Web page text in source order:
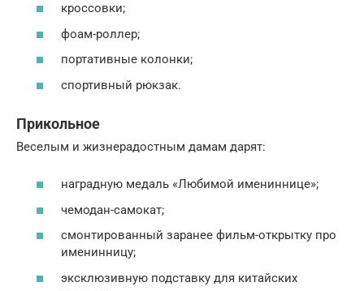
кроссовки;
фоам-роллер;
портативные колонки;
спортивный рюкзак.
Прикольное
Веселым и жизнерадостным дамам дарят:
наградную медаль «Любимой имениннице»;
чемодан-самокат;
смонтированный заранее фильм-открытку про
именинницу;
эксклюзивную подставку для китайских